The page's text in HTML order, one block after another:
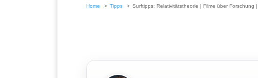
Home Tipps Surftipps: Relativitätstheorie | Filme über Forschung